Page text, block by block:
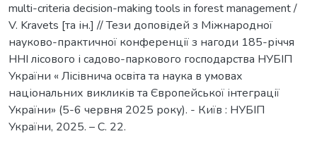
multi-criteria decision-making tools in forest management /
V. Kravets [та ін.] // Тези доповідей з Міжнародної
науково-практичної конференції з нагоди 185-річчя
ННІ лісового і садово-паркового господарства НУБІП
України « Лісівнича освіта та наука в умовах
національних викликів та Європейської інтеграції
України» (5-6 червня 2025 року). - Київ : НУБІП
України, 2025. – С. 22.